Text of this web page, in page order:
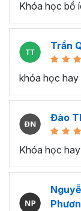
Khóa học bổ
Trần
khóa học hay
Đào
Khóa học hay